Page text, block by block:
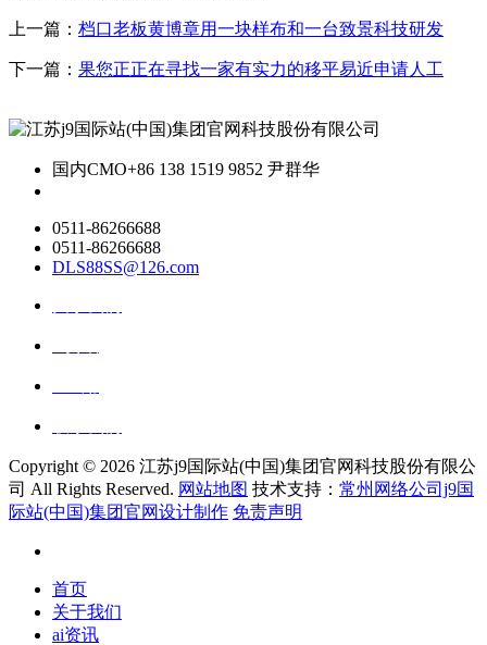
上一篇： 档口老板黄博章用一块样布和一台致景科技研发
下一篇： 果您正正在寻找一家有实力的移平易近申请人工
国内CMO+86 138 1519 9852 尹群华
0511-86266688
0511-86266688
DLS88SS@126.com
Copyright © 2026 江苏j9国际站(中国)集团官网科技股份有限公
司 All Rights Reserved. 网站地图 技术支持： 常州网络公司j9国
际站(中国)集团官网设计制作 免责声明
首页
关于我们
ai资讯